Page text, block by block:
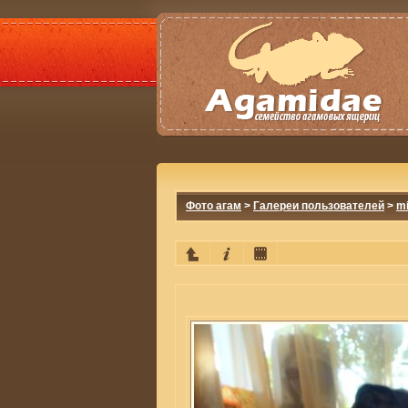
Фото агам > Галереи пользователей >